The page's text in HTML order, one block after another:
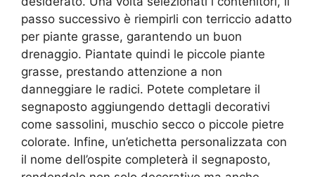
passo successivo è riempirli con terriccio adatto
per piante grasse, garantendo un buon
drenaggio. Piantate quindi le piccole piante
grasse, prestando attenzione a non
danneggiare le radici. Potete completare il
segnaposto aggiungendo dettagli decorativi
come sassolini, muschio secco o piccole pietre
colorate. Infine, un’etichetta personalizzata con
il nome dell’ospite completerà il segnaposto,